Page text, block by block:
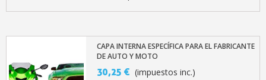
Devuelve los
CAPA INTERNA ESPECÍFICA PARA EL FABRICANTE
DE AUTO Y MOTO
30,25 € (impuestos inc.)